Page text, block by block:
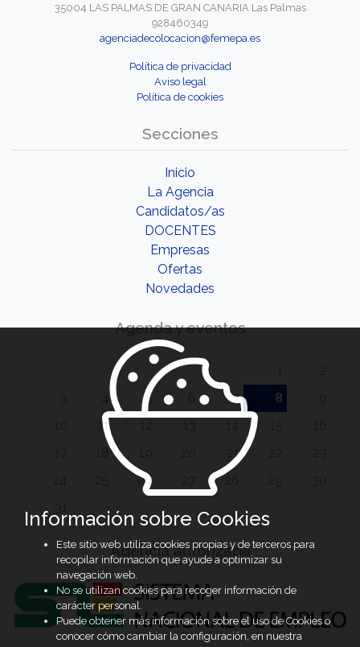
35004 LAS PALMAS DE GRAN CANARIA Las Palmas
928460349
agenciadecolocacion@femepa.es
Política de privacidad
Aviso legal
Política de cookies
Secciones
Inicio
La Agencia
Candidatos/as
DOCENTES
Empresas
Ofertas
Novedades
Agenda y eventos
5 7 8
11
21
26 28
Agencia autorizada
Información sobre Cookies
Este sitio web utiliza cookies propias y de terceros para
recopilar información que ayude a optimizar su
navegación web.
No se utilizan cookies para recoger información de
carácter personal.
Puede obtener más información sobre el uso de Cookies o
conocer cómo cambiar la configuración, en nuestra